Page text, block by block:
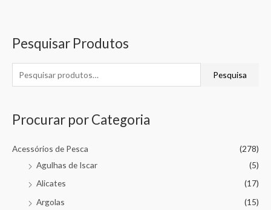
Pesquisar Produtos
Pesquisa
Procurar por Categoria
Acessórios de Pesca
(278)
Agulhas de Iscar
(5)
Alicates
(17)
Argolas
(15)